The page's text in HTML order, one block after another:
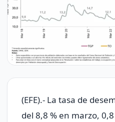
(EFE).- La tasa de
del 8,8 % en marzo,